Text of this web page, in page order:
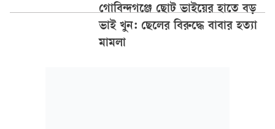
গোবিন্দগঞ্জে ছোট ভাইয়ের হাতে বড়
ভাই খুন: ছেলের বিরুদ্ধে বাবার হত্যা
মামলা